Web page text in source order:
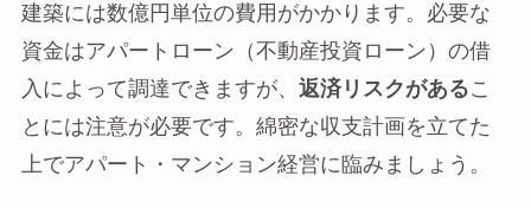
建築には数億円単位の費用がかかります。必要な
資金はアパートローン（不動産投資ローン）の借
入によって調達できますが、 返済リスクがあるこ
とには注意が必要です。綿密な収支計画を立てた
上でアパート・マンション経営に臨みましょう。